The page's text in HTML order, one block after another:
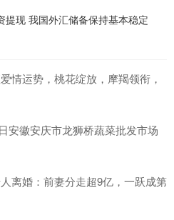
提现 我国外汇储备保持基本稳定
情运势，桃花绽放，摩羯领衔，
安徽安庆市龙狮桥蔬菜批发市场
离婚：前妻分走超9亿，一跃成第